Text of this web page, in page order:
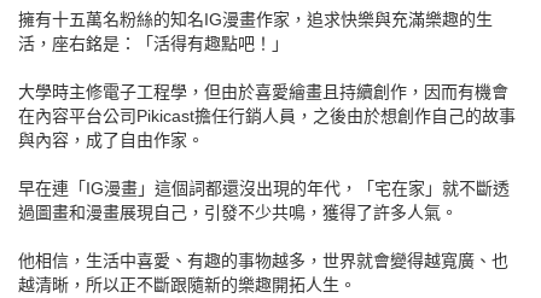
擁有十五萬名粉絲的知名IG漫畫作家，追求快樂與充滿樂趣的生
活，座右銘是：「活得有趣點吧！」
大學時主修電子工程學，但由於喜愛繪畫且持續創作，因而有機會
在內容平台公司Pikicast擔任行銷人員，之後由於想創作自己的故事
與內容，成了自由作家。
早在連「IG漫畫」這個詞都還沒出現的年代，「宅在家」就不斷透
過圖畫和漫畫展現自己，引發不少共鳴，獲得了許多人氣。
他相信，生活中喜愛、有趣的事物越多，世界就會變得越寬廣、也
越清晰，所以正不斷跟隨新的樂趣開拓人生。